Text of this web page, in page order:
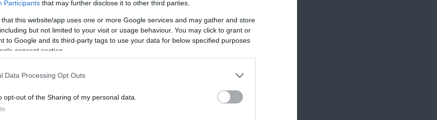
Participants that may further disclose it to other third parties.
that this website/app uses one or more Google services and may gather and store
but not limited to your visit or usage behaviour. You may click to grant or
to Google and its third-party tags to use your data for below specified purposes
consent section.
Data Processing Opt Outs
opt-out of the Sharing of my personal data.
órán keresztül füstöljük.